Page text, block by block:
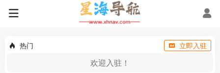
热门 立即入驻
欢迎入驻！